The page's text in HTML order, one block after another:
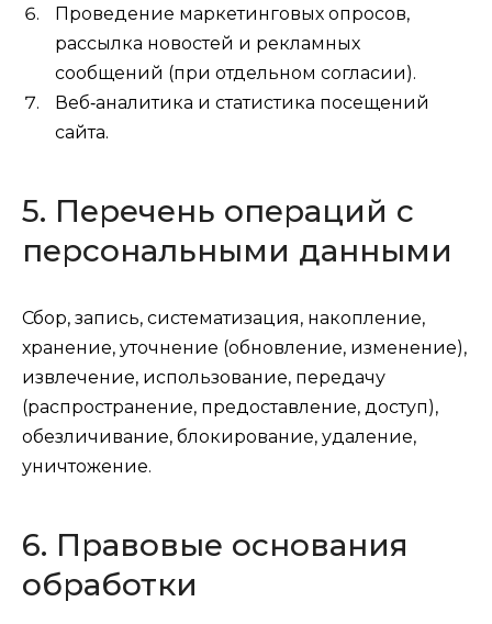
Проведение маркетинговых опросов,
рассылка новостей и рекламных
сообщений (при отдельном согласии).
Веб‑аналитика и статистика посещений
сайта.
5. Перечень операций с
персональными данными
Сбор, запись, систематизация, накопление,
хранение, уточнение (обновление, изменение),
извлечение, использование, передачу
(распространение, предоставление, доступ),
обезличивание, блокирование, удаление,
уничтожение.
6. Правовые основания
обработки